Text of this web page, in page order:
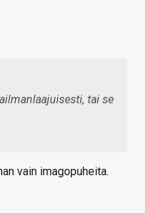
tai se
vain imagopuheita.